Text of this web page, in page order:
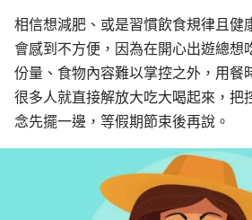
相信想減肥、或是習慣飲食規律且健
會感到不方便，因為在開心出遊總想
份量、食物內容難以掌控之外，用餐
很多人就直接解放大吃大喝起來，把
念先擺一邊，等假期節束後再說。